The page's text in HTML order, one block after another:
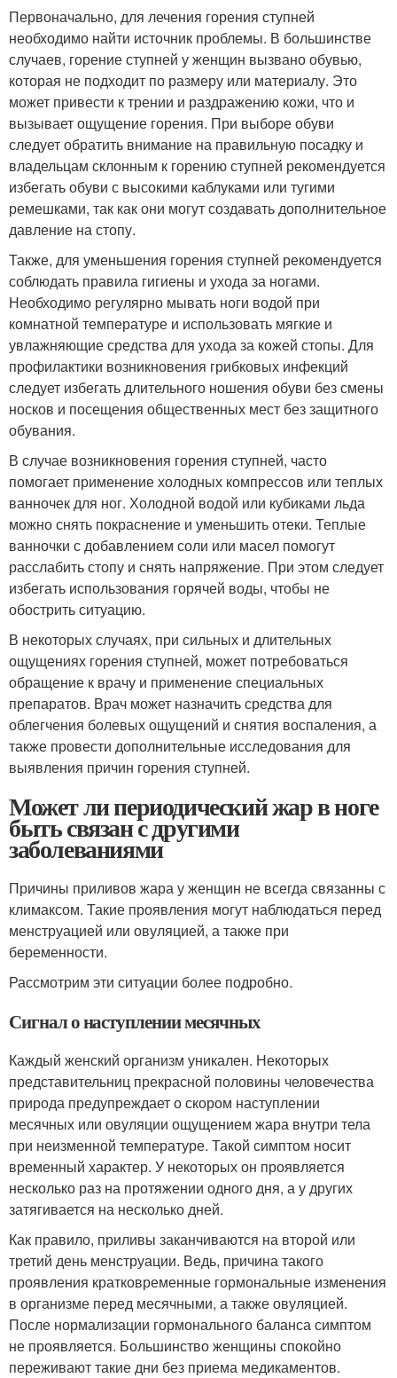
Первоначально, для лечения горения ступней
необходимо найти источник проблемы. В большинстве
случаев, горение ступней у женщин вызвано обувью,
которая не подходит по размеру или материалу. Это
может привести к трении и раздражению кожи, что и
вызывает ощущение горения. При выборе обуви
следует обратить внимание на правильную посадку и
владельцам склонным к горению ступней рекомендуется
избегать обуви с высокими каблуками или тугими
ремешками, так как они могут создавать дополнительное
давление на стопу.
Также, для уменьшения горения ступней рекомендуется
соблюдать правила гигиены и ухода за ногами.
Необходимо регулярно мывать ноги водой при
комнатной температуре и использовать мягкие и
увлажняющие средства для ухода за кожей стопы. Для
профилактики возникновения грибковых инфекций
следует избегать длительного ношения обуви без смены
носков и посещения общественных мест без защитного
обувания.
В случае возникновения горения ступней, часто
помогает применение холодных компрессов или теплых
ванночек для ног. Холодной водой или кубиками льда
можно снять покраснение и уменьшить отеки. Теплые
ванночки с добавлением соли или масел помогут
расслабить стопу и снять напряжение. При этом следует
избегать использования горячей воды, чтобы не
обострить ситуацию.
В некоторых случаях, при сильных и длительных
ощущениях горения ступней, может потребоваться
обращение к врачу и применение специальных
препаратов. Врач может назначить средства для
облегчения болевых ощущений и снятия воспаления, а
также провести дополнительные исследования для
выявления причин горения ступней.
Может ли периодический жар в ноге
быть связан с другими
заболеваниями
Причины приливов жара у женщин не всегда связанны с
климаксом. Такие проявления могут наблюдаться перед
менструацией или овуляцией, а также при
беременности.
Рассмотрим эти ситуации более подробно.
Сигнал о наступлении месячных
Каждый женский организм уникален. Некоторых
представительниц прекрасной половины человечества
природа предупреждает о скором наступлении
месячных или овуляции ощущением жара внутри тела
при неизменной температуре. Такой симптом носит
временный характер. У некоторых он проявляется
несколько раз на протяжении одного дня, а у других
затягивается на несколько дней.
Как правило, приливы заканчиваются на второй или
третий день менструации. Ведь, причина такого
проявления кратковременные гормональные изменения
в организме перед месячными, а также овуляцией.
После нормализации гормонального баланса симптом
не проявляется. Большинство женщины спокойно
переживают такие дни без приема медикаментов.